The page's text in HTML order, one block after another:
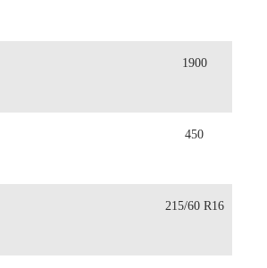
1900
450
215/60 R16